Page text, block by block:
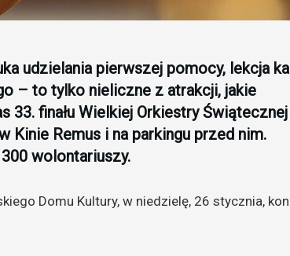
udzielania pierwszej pomocy, lekcja
– to tylko nieliczne z atrakcji, jakie
33. finału Wielkiej Orkiestry Świątecznej
Kinie Remus i na parkingu przed nim.
wolontariuszy.
Domu Kultury, w niedzielę, 26 stycznia,